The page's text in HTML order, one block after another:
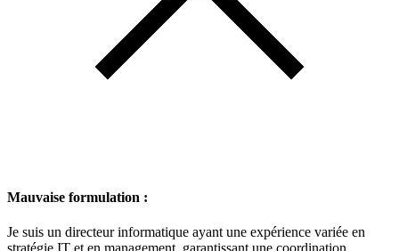
Mauvaise formulation :
Je suis un directeur informatique ayant une expérience variée en